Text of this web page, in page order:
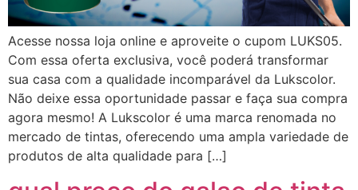
Acesse nossa loja online e aproveite o cupom LUKS05.
Com essa oferta exclusiva, você poderá transformar
sua casa com a qualidade incomparável da Lukscolor.
Não deixe essa oportunidade passar e faça sua compra
agora mesmo! A Lukscolor é uma marca renomada no
mercado de tintas, oferecendo uma ampla variedade de
produtos de alta qualidade para […]